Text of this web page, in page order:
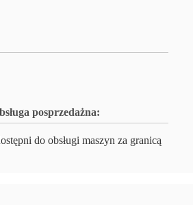
posprzedażna:
do obsługi maszyn za granicą